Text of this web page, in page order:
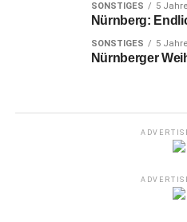
SONSTIGES 5
Nürnberg:
SONSTIGES 5
Nürnberger